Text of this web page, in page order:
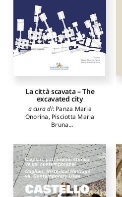
La città scavata – The
excavated city
a cura di: Panza Maria
Onorina, Pisciotta Maria
Bruna